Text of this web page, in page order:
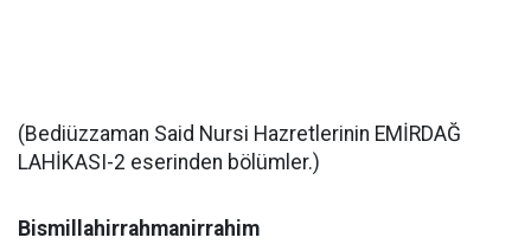
(Bediüzzaman Said Nursi Hazretlerinin EMİRDAĞ
LAHİKASI-2 eserinden bölümler.)
Bismillahirrahmanirrahim